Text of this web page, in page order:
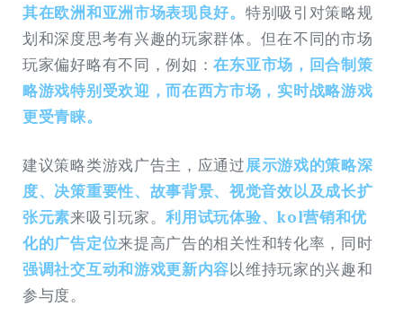
其在欧洲和亚洲市场表现良好。 特别吸引对策略规
划和深度思考有兴趣的玩家群体。但在不同的市场
玩家偏好略有不同，例如：在东亚市场，回合制策
略游戏特别受欢迎，而在西方市场，实时战略游戏
更受青睐。
建议策略类游戏广告主，应通过展示游戏的策略深
度、决策重要性、故事背景、视觉音效以及成长扩
张元素来吸引玩家。利用试玩体验、kol营销和优
化的广告定位来提高广告的相关性和转化率，同时
强调社交互动和游戏更新内容以维持玩家的兴趣和
参与度。